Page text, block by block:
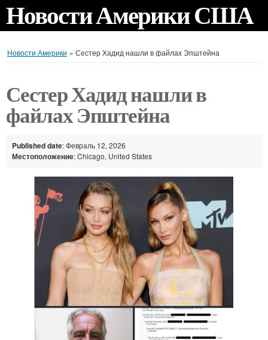
Новости Америки США
Новости Америки » Сестер Хадид нашли в файлах Эпштейна
Сестер Хадид нашли в
файлах Эпштейна
Published date: Февраль 12, 2026
Местоположение: Chicago, United States